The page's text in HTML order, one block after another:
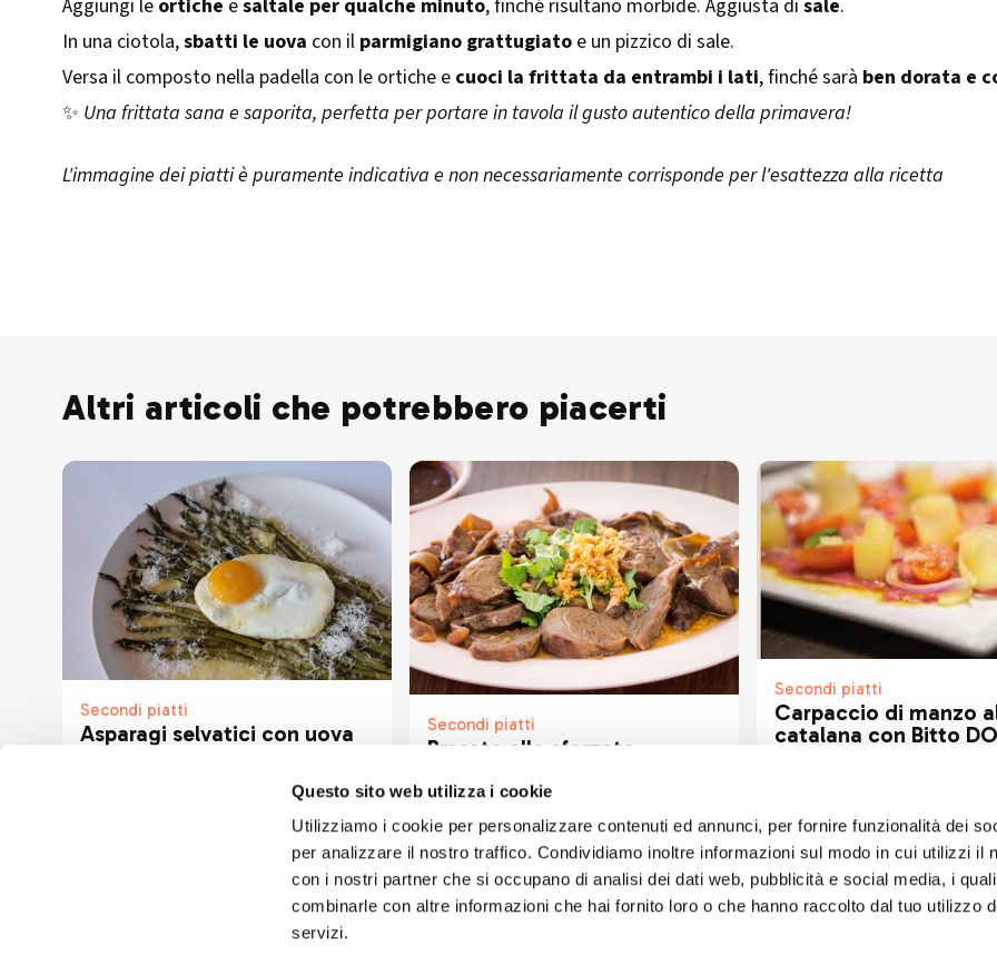
Questo sito web utilizza i cookie
Utilizziamo i cookie per personalizzare contenuti ed annunci, per fornire funzionalità dei
per analizzare il nostro traffico. Condividiamo inoltre informazioni sul modo in cui utilizzi il
con i nostri partner che si occupano di analisi dei dati web, pubblicità e social media, i
combinarle con altre informazioni che hai fornito loro o che hanno raccolto dal tuo utilizzo
servizi.
Aggiungi le ortiche esaltale per qualche minuto, finché risultano morbide. Aggiusta di sale.
In una ciotola,sbatti le uova con il parmigiano grattugiato e un pizzico di sale.
Versa il composto nella padella con le ortiche e cuoci la frittata da entrambi i lati, finché sarà ben dorata e
✨ Una frittata sana e saporita, perfetta per portare in tavola il gusto autentico della primavera!
L'immagine dei piatti è puramente indicativa e non necessariamente corrisponde per l'esattezza alla ricetta
Altri articoli che potrebbero piacerti
Secondi piatti
Asparagi selvatici con uova
Secondi piatti
Brasato allo sforzato
Secondi piatti
Carpaccio di manzo
catalana con Bitto